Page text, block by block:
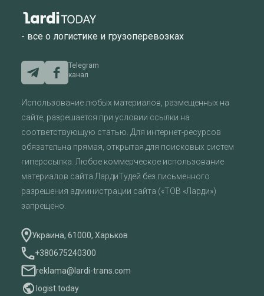
- все о логистике и грузоперевозках
Telegram
канал
Использование любых материалов, размещенных на
сайте, разрешается при условии ссылки на
соответствующую статью. Для интернет-ресурсов
обязательна прямая, открытая для поисковых систем
гиперссылка. Любое коммерческое использование
материалов сайта ЛардиТудей без письменного
разрешения администрации сайта («ТОВ «Ларди»)
запрещено.
Украина, 61000, Харьков
+380675240300
reklama@lardi-trans.com
logist.today